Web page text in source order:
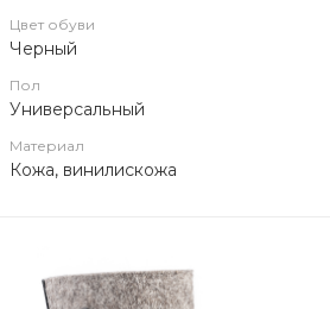
Цвет обуви
Черный
Пол
Универсальный
Материал
Кожа, винилискожа